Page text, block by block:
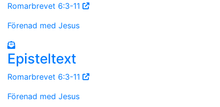
Romarbrevet 6:3-11
Förenad med Jesus
Episteltext
Romarbrevet 6:3-11
Förenad med Jesus